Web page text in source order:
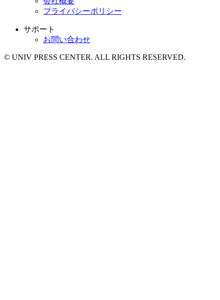
プライバシーポリシー
サポート
お問い合わせ
© UNIV PRESS CENTER. ALL RIGHTS RESERVED.